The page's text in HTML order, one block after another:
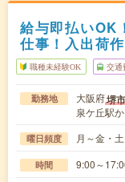
給与即払いOK
仕事！入出荷
職種未経験OK 交通
勤務地 大阪府堺
泉ケ丘駅
曜日頻度 月～金・
時間 9:00～